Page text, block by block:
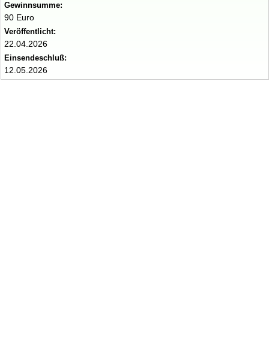
Gewinnsumme:
90 Euro
Veröffentlicht:
22.04.2026
Einsendeschluß:
12.05.2026